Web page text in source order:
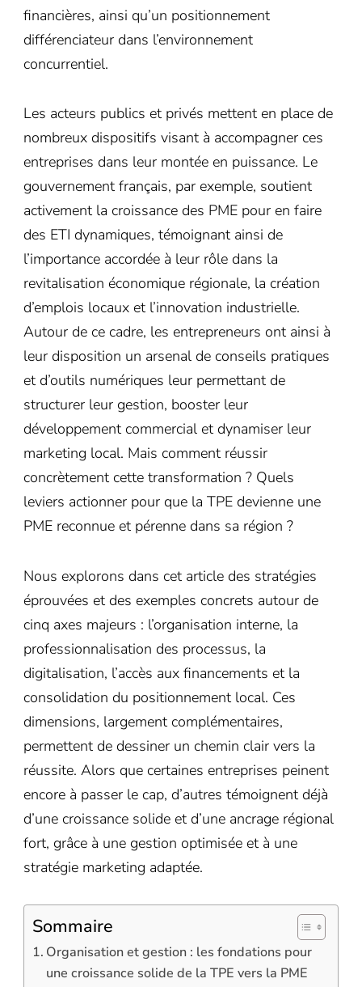
financières, ainsi qu’un positionnement
différenciateur dans l’environnement
concurrentiel.
Les acteurs publics et privés mettent en place de
nombreux dispositifs visant à accompagner ces
entreprises dans leur montée en puissance. Le
gouvernement français, par exemple, soutient
activement la croissance des PME pour en faire
des ETI dynamiques, témoignant ainsi de
l’importance accordée à leur rôle dans la
revitalisation économique régionale, la création
d’emplois locaux et l’innovation industrielle.
Autour de ce cadre, les entrepreneurs ont ainsi à
leur disposition un arsenal de conseils pratiques
et d’outils numériques leur permettant de
structurer leur gestion, booster leur
développement commercial et dynamiser leur
marketing local. Mais comment réussir
concrètement cette transformation ? Quels
leviers actionner pour que la TPE devienne une
PME reconnue et pérenne dans sa région ?
Nous explorons dans cet article des stratégies
éprouvées et des exemples concrets autour de
cinq axes majeurs : l’organisation interne, la
professionnalisation des processus, la
digitalisation, l’accès aux financements et la
consolidation du positionnement local. Ces
dimensions, largement complémentaires,
permettent de dessiner un chemin clair vers la
réussite. Alors que certaines entreprises peinent
encore à passer le cap, d’autres témoignent déjà
d’une croissance solide et d’une ancrage régional
fort, grâce à une gestion optimisée et à une
stratégie marketing adaptée.
Sommaire
Organisation et gestion : les fondations pour
une croissance solide de la TPE vers la PME